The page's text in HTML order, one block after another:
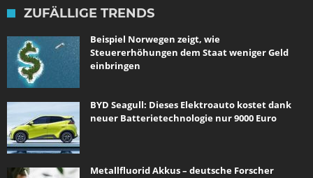
ZUFÄLLIGE TRENDS
Beispiel Norwegen zeigt, wie
Steuererhöhungen dem Staat weniger Geld
einbringen
BYD Seagull: Dieses Elektroauto kostet dank
neuer Batterietechnologie nur 9000 Euro
Metallfluorid Akkus – deutsche Forscher